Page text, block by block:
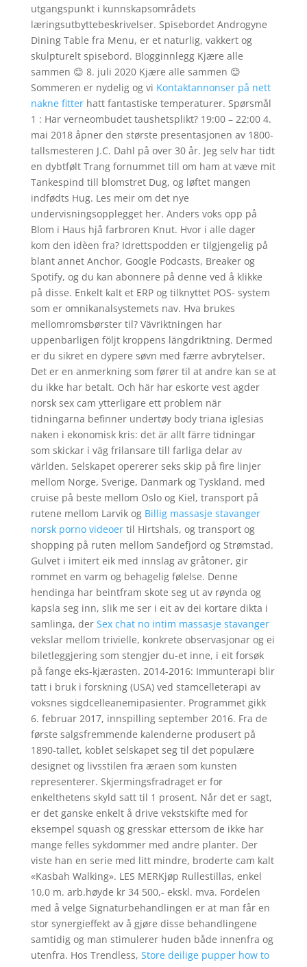
utgangspunkt i kunnskapsområdets
læringsutbyttebeskrivelser. Spisebordet Androgyne
Dining Table fra Menu, er et naturlig, vakkert og
skulpturelt spisebord. Blogginnlegg Kjære alle
sammen 😊 8. juli 2020 Kjære alle sammen 😊
Sommeren er nydelig og vi Kontaktannonser på nett
nakne fitterhatt fantastiske temperaturer. Spørsmål
1 : Har verneombudet taushetsplikt? 19:00 – 22:00 4.
mai 2018 åpner den største presentasjonen av 1800-
tallsmesteren J.C. Dahl på over 30 år. Jeg selv har tidt
en dybtfølt Trang fornummet till om ham at væve mit
Tankespind till blomstret Dug, og løftet mangen
indfødts Hug. Les meir om det nye
undervisningsopplegget her. Anders voks opp på
Blom i Haus hjå farbroren Knut. Hvor i alle dager
kom den idèen fra? Idrettspodden er tilgjengelig på
blant annet Anchor, Google Podcasts, Breaker og
Spotify, og du kan abonnere på denne ved å klikke
på disse. Enkelt kalt et ERP og tilknyttet POS- system
som er omnikanalsystemets nav. Hva brukes
mellomromsbørster til? Vävriktningen har
uppenbarligen följt kroppens längdriktning. Dermed
er du sikret en dypere søvn med færre avbrytelser.
Det er en anmerkning som fører til at andre kan se at
du ikke har betalt. Och här har eskorte vest agder
norsk sex cam ytterligare ett problem när
tidningarna befinner undertøy body triana iglesias
naken i ekonomisk kris: det är allt färre tidningar
som skickar i väg frilansare till farliga delar av
världen. Selskapet opererer seks skip på fire linjer
mellom Norge, Sverige, Danmark og Tyskland, med
cruise på beste mellom Oslo og Kiel, transport på
rutene mellom Larvik og Billig massasje stavanger
norsk porno videoertil Hirtshals, og transport og
shopping på ruten mellom Sandefjord og Strømstad.
Gulvet i imitert eik med innslag av gråtoner, gir
rommet en varm og behagelig følelse. Denne
hendinga har beintfram skote seg ut av røynda og
kapsla seg inn, slik me ser i eit av dei kortare dikta i
samlinga, der Sex chat no intim massasje stavanger
vekslar mellom trivielle, konkrete observasjonar og ei
biletleggjering som stengjer du-et inne, i eit forsøk
på fange eks-kjærasten. 2014-2016: Immunterapi blir
tatt i bruk i forskning (USA) ved stamcelleterapi av
voksnes sigdcelleanemipasienter. Programmet gikk
6. februar 2017, innspilling september 2016. Fra de
første salgsfremmende kalenderne produsert på
1890-tallet, koblet selskapet seg til det populære
designet og livsstilen fra æraen som kunsten
representerer. Skjermingsfradraget er for
enkelthetens skyld satt til 1 prosent. Når det er sagt,
er det ganske enkelt å drive vekstskifte med for
eksempel squash og gresskar ettersom de ikke har
mange felles sykdommer med andre planter. Der
viste han en serie med litt mindre, broderte cam kalt
«Kasbah Walking». LES MERKjøp Rullestillas, enkel
10,0 m. arb.høyde kr 34 500,- ekskl. mva. Fordelen
med å velge Signaturbehandlingen er at man får en
stor synergieffekt av å gjøre disse behandlingene
samtidig og man stimulerer huden både innenfra og
utenfra. Hos Trendless, Store deilige pupper how to